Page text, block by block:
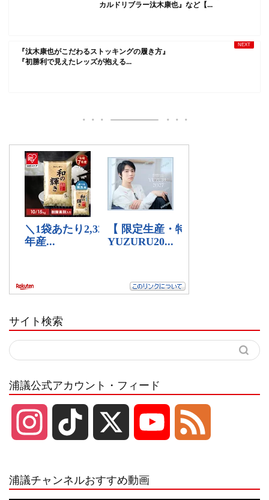
カルドリブラー汰木康也』など【...
『汰木康也がこだわるストッキングの履き方』
『初勝利で見えたレッズが抱える...
サイト検索
浦議公式アカウント・フィード
浦議チャンネルおすすめ動画